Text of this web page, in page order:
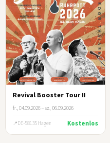
Revival Booster Tour II
fr., 04.09.2026 – sø., 06.09.2026
DE-58135 Hagen Kostenlos